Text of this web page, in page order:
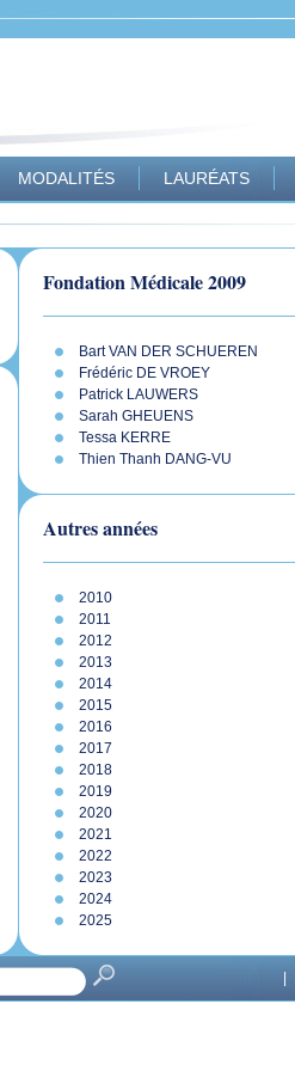
MODALITÉS LAURÉATS
Fondation Médicale 2009
Bart VAN DER SCHUEREN
Frédéric DE VROEY
Patrick LAUWERS
Sarah GHEUENS
Tessa KERRE
Thien Thanh DANG-VU
Autres années
2010
2011
2012
2013
2014
2015
2016
2017
2018
2019
2020
2021
2022
2023
2024
2025